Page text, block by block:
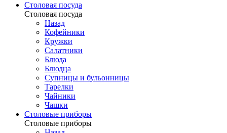
Столовая посуда
Столовая посуда
Назад
Кофейники
Кружки
Салатники
Блюда
Блюдца
Супницы и бульонницы
Тарелки
Чайники
Чашки
Cтоловые приборы
Cтоловые приборы